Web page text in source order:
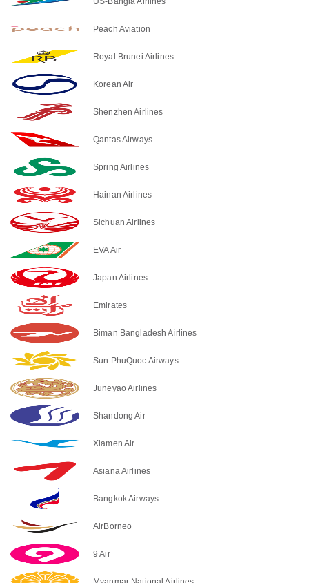
Peach Aviation
Royal Brunei Airlines
Korean Air
Shenzhen Airlines
Qantas Airways
Spring Airlines
Hainan Airlines
Sichuan Airlines
EVA Air
Japan Airlines
Emirates
Biman Bangladesh Airlines
Sun PhuQuoc Airways
Juneyao Airlines
Shandong Air
Xiamen Air
Asiana Airlines
Bangkok Airways
AirBorneo
9 Air